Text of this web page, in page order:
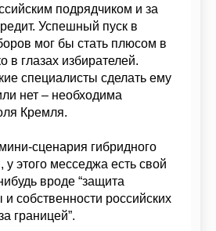
подрядчиком и за
Успешный пуск в
мог бы стать плюсом в
в глазах избирателей.
специалисты сделать ему
нет – необходима
Кремля.
сценария гибридного
у этого месседжа есть свой
вроде “защита
собственности российских
границей”.